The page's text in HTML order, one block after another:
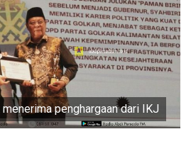
penghargaan dari IKJ